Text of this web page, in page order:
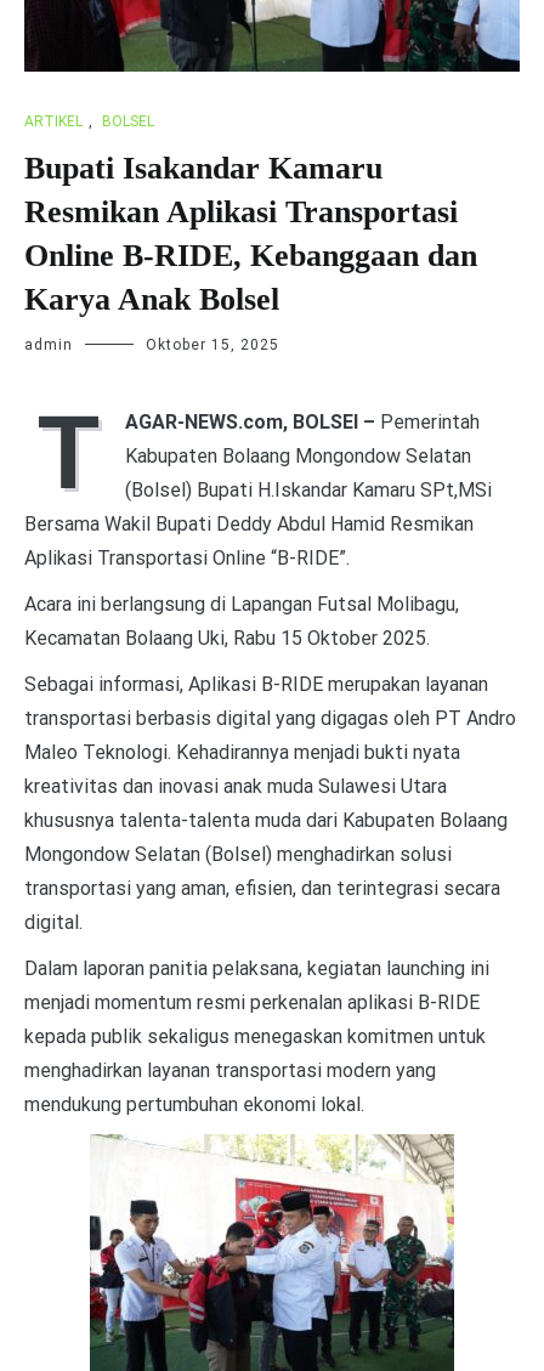
ARTIKEL BOLSEL
Bupati Isakandar Kamaru
Resmikan Aplikasi Transportasi
Online B-RIDE, Kebanggaan dan
Karya Anak Bolsel
admin Oktober 15, 2025
T AGAR-NEWS.com, BOLSEl – Pemerintah
Kabupaten Bolaang Mongondow Selatan
(Bolsel) Bupati H.Iskandar Kamaru SPt,MSi
Bersama Wakil Bupati Deddy Abdul Hamid Resmikan
Aplikasi Transportasi Online “B-RIDE”.
Acara ini berlangsung di Lapangan Futsal Molibagu,
Kecamatan Bolaang Uki, Rabu 15 Oktober 2025.
Sebagai informasi, Aplikasi B-RIDE merupakan layanan
transportasi berbasis digital yang digagas oleh PT Andro
Maleo Teknologi. Kehadirannya menjadi bukti nyata
kreativitas dan inovasi anak muda Sulawesi Utara
khususnya talenta-talenta muda dari Kabupaten Bolaang
Mongondow Selatan (Bolsel) menghadirkan solusi
transportasi yang aman, efisien, dan terintegrasi secara
digital.
Dalam laporan panitia pelaksana, kegiatan launching ini
menjadi momentum resmi perkenalan aplikasi B-RIDE
kepada publik sekaligus menegaskan komitmen untuk
menghadirkan layanan transportasi modern yang
mendukung pertumbuhan ekonomi lokal.